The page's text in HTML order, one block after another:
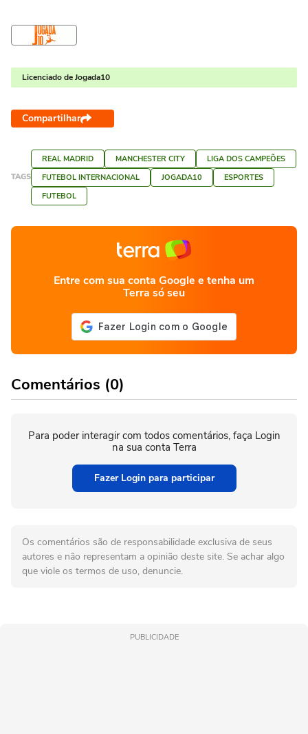
Licenciado de Jogada10
Compartilhar
TAGS
REAL MADRID MANCHESTER CITY
LIGA DOS CAMPEÕES
FUTEBOL INTERNACIONAL
JOGADA10
ESPORTES
FUTEBOL
Entre com sua conta Google e tenha um
Terra só seu
Comentários (0)
Para poder interagir com todos comentários, faça Login
na sua conta Terra
Fazer Login para participar
Os comentários são de responsabilidade exclusiva de seus
autores e não representam a opinião deste site. Se achar algo
que viole os termos de uso, denuncie.
PUBLICIDADE